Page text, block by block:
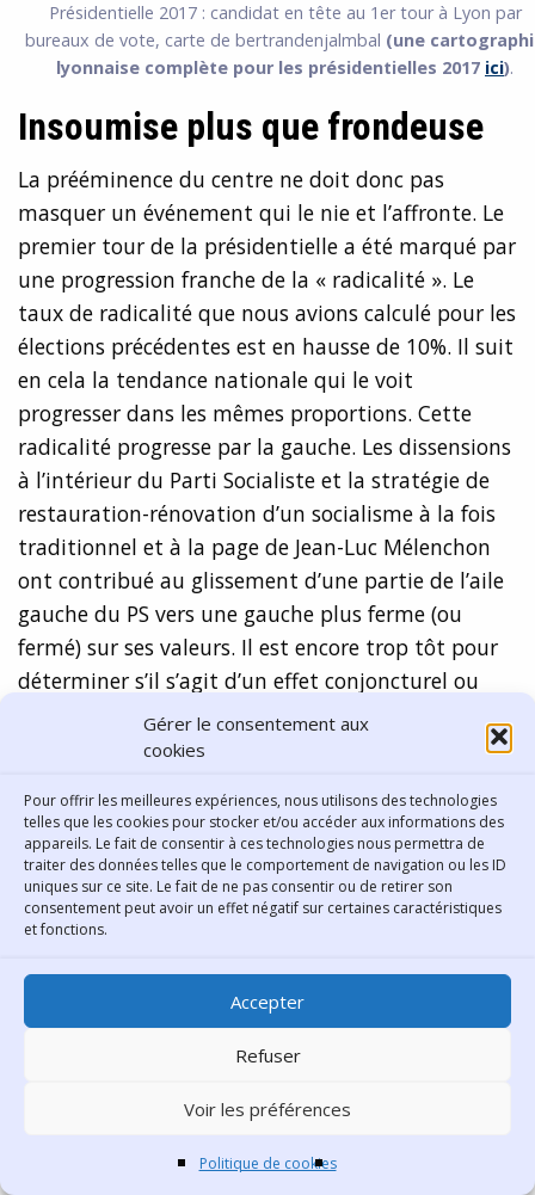
Gérer le consentement aux
cookies
Pour offrir les meilleures expériences, nous utilisons des technologies
telles que les cookies pour stocker et/ou accéder aux informations des
appareils. Le fait de consentir à ces technologies nous permettra de
traiter des données telles que le comportement de navigation ou les ID
uniques sur ce site. Le fait de ne pas consentir ou de retirer son
consentement peut avoir un effet négatif sur certaines caractéristiques
et fonctions.
Accepter
Refuser
Voir les préférences
Politique de cookies
Présidentielle 2017 : candidat en tête au 1er tour à Lyon par
bureaux de vote, carte de bertrandenjalmbal (une
lyonnaise complète pour les présidentielles 2017 ici).
Insoumise plus que frondeuse
La prééminence du centre ne doit donc pas
masquer un événement qui le nie et l’affronte. Le
premier tour de la présidentielle a été marqué par
une progression franche de la « radicalité ». Le
taux de radicalité que nous avions calculé pour les
élections précédentes est en hausse de 10%. Il suit
en cela la tendance nationale qui le voit
progresser dans les mêmes proportions. Cette
radicalité progresse par la gauche. Les dissensions
à l’intérieur du Parti Socialiste et la stratégie de
restauration-rénovation d’un socialisme à la fois
traditionnel et à la page de Jean-Luc Mélenchon
ont contribué au glissement d’une partie de l’aile
gauche du PS vers une gauche plus ferme (ou
fermé) sur ses valeurs. Il est encore trop tôt pour
déterminer s’il s’agit d’un effet conjoncturel ou
d’un glissement plus durable capable de
composer une nouvelle force politique entre le
passe d’être le cas localement comme dans le 1er
arrondissement, mais aussi dans le 7e , deux
arrondissements aux électorats de plus en plus
similaires. La gentrification du 7earrondissement
consommée.
La gauche radicale lyonnaise a en grande partie
nourri, comme une fraction de l’électorat « Les
Républicains », l’abstention et le vote blanc au
scores conforme à l’abstention et au vote blanc